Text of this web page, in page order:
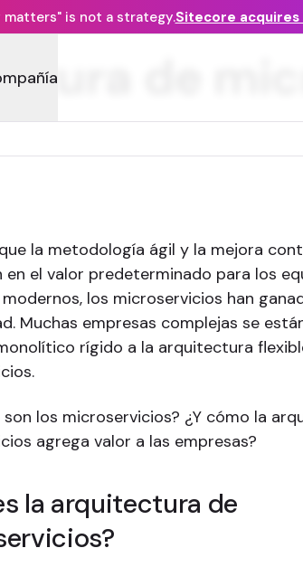
matters" is not a strategy.Sitecore acquires
de
la metodología ágil y la mejora
en el valor predeterminado para los
los microservicios han
Muchas empresas complejas se
rígido a la arquitectura
son los microservicios? ¿Y cómo la
agrega valor a las empresas?
la arquitectura de